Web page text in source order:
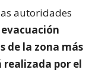
autoridades
evacuación
de la zona más
realizada por el